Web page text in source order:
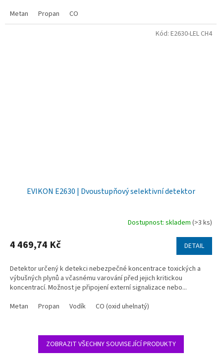
Metan
Propan CO
EVIKON E2630 | Dvoustupňový selektivní detektor
Dostupnost: skladem (>3 ks)
4 469,74 Kč DETAIL
Detektor určený k detekci nebezpečné koncentrace toxických a
výbušných plynů a včasnému varování před jejich kritickou
koncentrací. Možnost je připojení externí signalizace nebo...
Metan
Propan Vodík CO (oxid uhelnatý)
Kód: E2630-LEL CH4
ZOBRAZIT VŠECHNY SOUVISEJÍCÍ PRODUKTY